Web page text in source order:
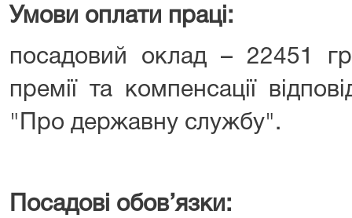
Умови оплати праці:
посадовий оклад – 22451
премії та компенсації
"Про державну службу".
Посадові обов’язки: